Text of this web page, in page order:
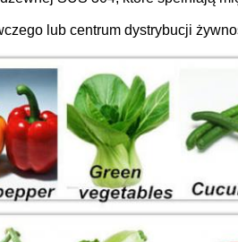
lub centrum dystrybucji